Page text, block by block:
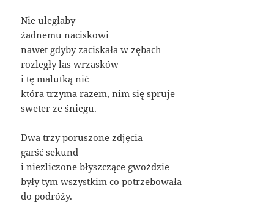
Nie uległaby
żadnemu naciskowi
nawet gdyby zaciskała w zębach
rozległy las wrzasków
i tę malutką nić
która trzyma razem, nim się spruje
sweter ze śniegu.
Dwa trzy poruszone zdjęcia
garść sekund
i niezliczone błyszczące gwoździe
były tym wszystkim co potrzebowała
do podróży.